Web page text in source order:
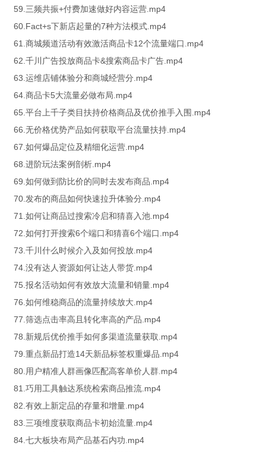
59.三频共振+付费加速做好内容运营.mp4
60.Fact+s下新店起量的7种方法模式.mp4
61.商城频道活动有效激活商品卡12个流量端口.mp4
62.千川广告投放商品卡&搜索商品卡广告.mp4
63.运维店铺体验分和商城经营分.mp4
64.商品卡5大流量必做布局.mp4
65.平台上千子类目扶持价格商品及优价推手入围.mp4
66.无价格优势产品如何获取平台流量扶持.mp4
67.如何爆品定位及精细化运营.mp4
68.进阶玩法案例剖析.mp4
69.如何做到防比价的同时去发布商品.mp4
70.发布的商品如何快速拉升体验分.mp4
71.如何让商品过搜索冷启和猜喜入池.mp4
72.如何打开搜索6个端口和猜喜6个端口.mp4
73.千川什么时候介入及如何投放.mp4
74.没有达人资源如何让达人带货.mp4
75.报名活动如何有效放大流量和销量.mp4
76.如何维稳商品的流量持续放大.mp4
77.筛选点击率高且转化率高的产品.mp4
78.新规后优价推手如何多渠道流量获取.mp4
79.重点新品打造14天新品标签权重爆品.mp4
80.用户精准人群画像匹配高客单价人群.mp4
81.巧用工具触达系统检索商品推流.mp4
82.有效上新定品的存量和增量.mp4
83.三项维度获取商品卡初始流量.mp4
84.七大板块布局产品基石内功.mp4